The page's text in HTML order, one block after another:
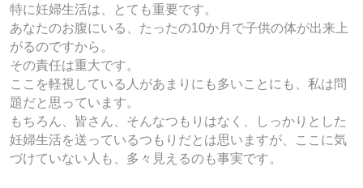
特に妊婦生活は、とても重要です。
あなたのお腹にいる、たったの10か月で子供の体が出来上
がるのですから。
その責任は重大です。
ここを軽視している人があまりにも多いことにも、私は問
題だと思っています。
もちろん、皆さん、そんなつもりはなく、しっかりとした
妊婦生活を送っているつもりだとは思いますが、ここに気
づけていない人も、多々見えるのも事実です。